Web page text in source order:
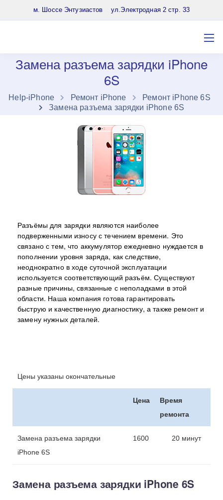
8 (903) 961-65-64
м. Шоссе Энтузиастов ул.Электродная 2 стр. 33
Замена разъема зарядки iPhone
6S
Нelp-iPhone Ремонт iPhone
Ремонт iPhone 6S
Замена разъема зарядки iPhone 6S
Разъёмы для зарядки являются наиболее
подверженными износу с течением времени. Это
связано с тем, что аккумулятор ежедневно нуждается в
пополнении уровня заряда, как следствие,
неоднократно в ходе суточной эксплуатации
используется соответствующий разъём. Существуют
разные причины, связанные с неполадками в этой
области. Наша компания готова гарантировать
быструю и качественную диагностику, а также ремонт и
замену нужных деталей.
Цены указаны окончательные
Цена
Время
ремонта
Замена разъема зарядки
iPhone 6S
1600 20 минут
Замена разъема зарядки iPhone 6S